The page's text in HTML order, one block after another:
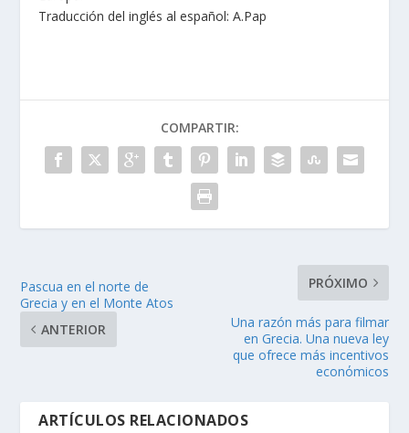
Traducción del inglés al español: Α.Pap
COMPARTIR:
Pascua en el norte de
Grecia y en el Monte Atos
ANTERIOR
PRÓXIMO
Una razón más para filmar
en Grecia. Una nueva ley
que ofrece más incentivos
econόmicos
ARTÍCULOS RELACIONADOS